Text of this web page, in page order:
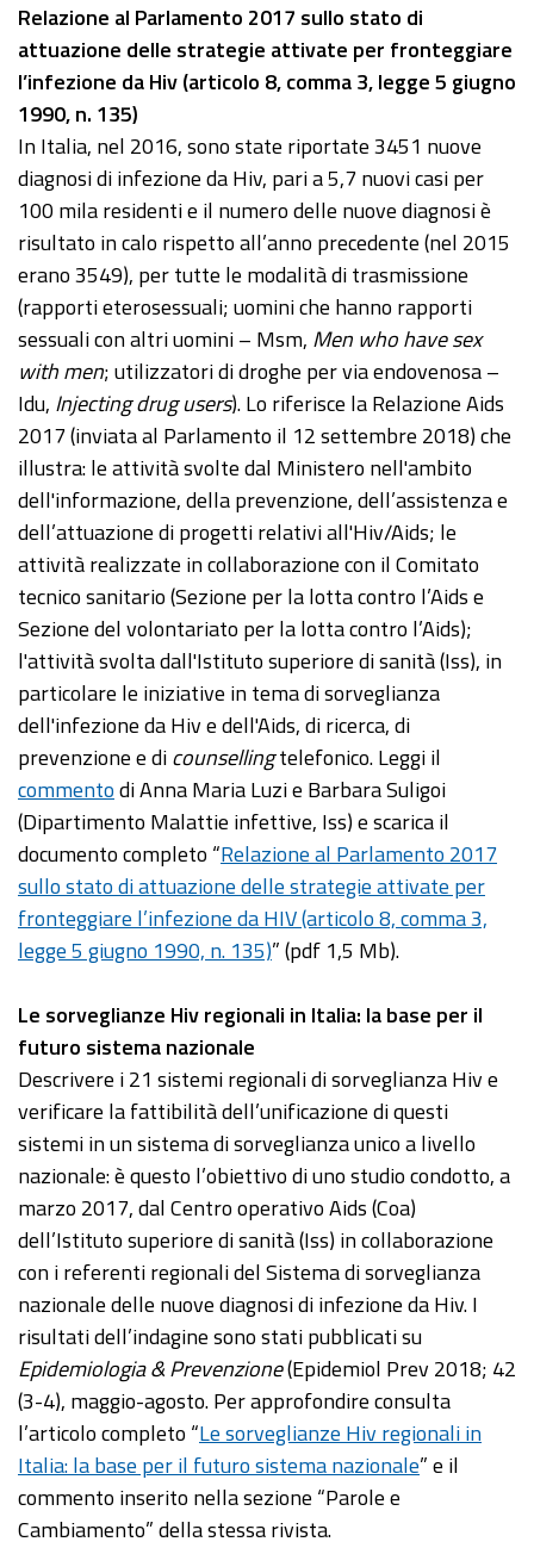
Relazione al Parlamento 2017 sullo stato di
attuazione delle strategie attivate per fronteggiare
l’infezione da Hiv (articolo 8, comma 3, legge 5 giugno
1990, n. 135)
In Italia, nel 2016, sono state riportate 3451 nuove
diagnosi di infezione da Hiv, pari a 5,7 nuovi casi per
100 mila residenti e il numero delle nuove diagnosi è
risultato in calo rispetto all’anno precedente (nel 2015
erano 3549), per tutte le modalità di trasmissione
(rapporti eterosessuali; uomini che hanno rapporti
sessuali con altri uomini – Msm, Men who have sex
with men; utilizzatori di droghe per via endovenosa –
Idu, Injecting drug users). Lo riferisce la Relazione Aids
2017 (inviata al Parlamento il 12 settembre 2018) che
illustra: le attività svolte dal Ministero nell'ambito
dell'informazione, della prevenzione, dell’assistenza e
dell’attuazione di progetti relativi all'Hiv/Aids; le
attività realizzate in collaborazione con il Comitato
tecnico sanitario (Sezione per la lotta contro l’Aids e
Sezione del volontariato per la lotta contro l’Aids);
l'attività svolta dall'Istituto superiore di sanità (Iss), in
particolare le iniziative in tema di sorveglianza
dell'infezione da Hiv e dell'Aids, di ricerca, di
prevenzione e dicounsellingtelefonico. Leggi il
commentodi Anna Maria Luzi e Barbara Suligoi
(Dipartimento Malattie infettive, Iss) e scarica il
documento completo “Relazione al Parlamento 2017
sullo stato di attuazione delle strategie attivate per
fronteggiare l’infezione da HIV (articolo 8, comma 3,
legge 5 giugno 1990, n. 135)” (pdf 1,5 Mb).
Le sorveglianze Hiv regionali in Italia: la base per il
futuro sistema nazionale
Descrivere i 21 sistemi regionali di sorveglianza Hiv e
verificare la fattibilità dell’unificazione di questi
sistemi in un sistema di sorveglianza unico a livello
nazionale: è questo l’obiettivo di uno studio condotto, a
marzo 2017, dal Centro operativo Aids (Coa)
dell’Istituto superiore di sanità (Iss) in collaborazione
con i referenti regionali del Sistema di sorveglianza
nazionale delle nuove diagnosi di infezione da Hiv. I
risultati dell’indagine sono stati pubblicati su
Epidemiologia & Prevenzione(Epidemiol Prev 2018; 42
(3-4), maggio-agosto. Per approfondire consulta
l’articolo completo “Le sorveglianze Hiv regionali in
Italia: la base per il futuro sistema nazionale” e il
commento inserito nella sezione “Parole e
Cambiamento” della stessa rivista.